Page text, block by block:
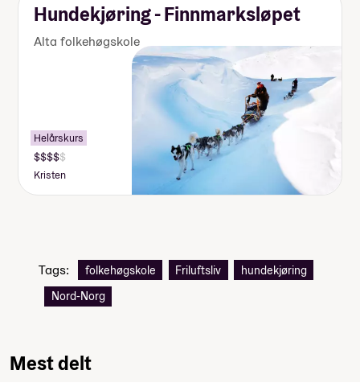
Hundekjøring - Finnmarksløpet
Alta folkehøgskole
Helårskurs
Kristen
Tags: folkehøgskole Friluftsliv
hundekjøring
Nord-Norg
Mest delt